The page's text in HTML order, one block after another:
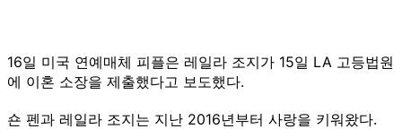
16일 미국 연예매체 피플은 레일라 조지가 15일 LA 고등법원
에 이혼 소장을 제출했다고 보도했다.
숀 펜과 레일라 조지는 지난 2016년부터 사랑을 키워왔다.